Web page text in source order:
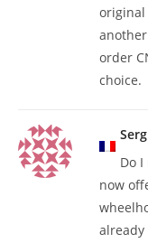
original
order
choice.
Serg
Do
now
already